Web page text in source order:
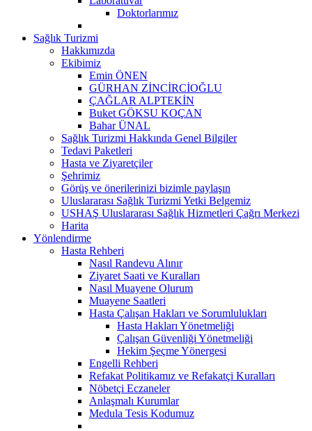
Doktorlarımız
Sağlık Turizmi
Hakkımızda
Ekibimiz
Emin ÖNEN
GÜRHAN ZİNCİRCİOĞLU
ÇAĞLAR ALPTEKİN
Buket GÖKSU KOÇAN
Bahar ÜNAL
Sağlık Turizmi Hakkında Genel Bilgiler
Tedavi Paketleri
Hasta ve Ziyaretçiler
Şehrimiz
Görüş ve önerilerinizi bizimle paylaşın
Uluslararası Sağlık Turizmi Yetki Belgemiz
USHAŞ Uluslararası Sağlık Hizmetleri Çağrı Merkezi
Harita
Yönlendirme
Hasta Rehberi
Nasıl Randevu Alınır
Ziyaret Saati ve Kuralları
Nasıl Muayene Olurum
Muayene Saatleri
Hasta Çalışan Hakları ve Sorumlulukları
Hasta Hakları Yönetmeliği
Çalışan Güvenliği Yönetmeliği
Hekim Şeçme Yönergesi
Engelli Rehberi
Refakat Politikamız ve Refakatçi Kuralları
Nöbetçi Eczaneler
Anlaşmalı Kurumlar
Medula Tesis Kodumuz